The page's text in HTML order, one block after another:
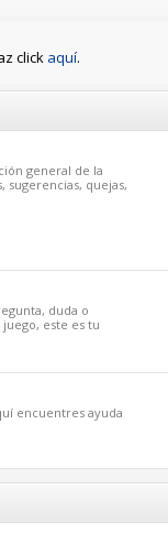
click aquí.
general de la
sugerencias, quejas,
duda o
este es tu
encuentres ayuda